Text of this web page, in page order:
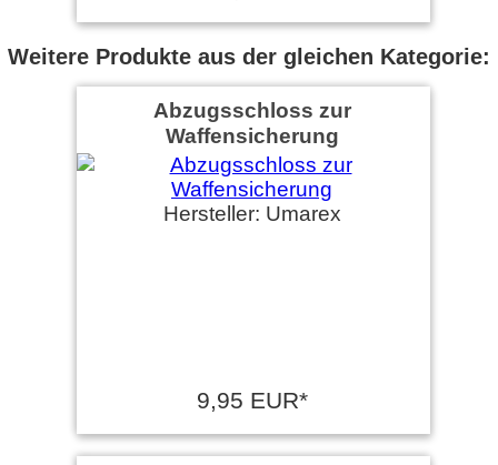
Weitere Produkte aus der gleichen Kategorie:
Abzugsschloss zur
Waffensicherung
Hersteller: Umarex
9,95 EUR*